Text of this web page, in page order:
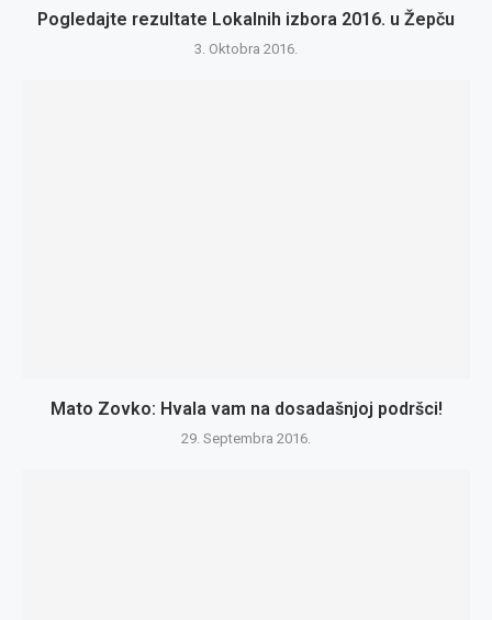
Pogledajte rezultate Lokalnih izbora 2016. u Žepču
3. Oktobra 2016.
Mato Zovko: Hvala vam na dosadašnjoj podršci!
29. Septembra 2016.